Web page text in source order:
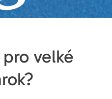
velké